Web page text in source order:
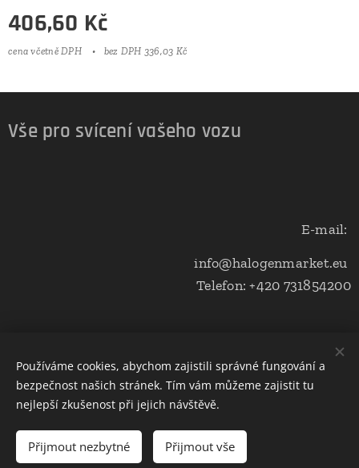
406,60 Kč
cena včetně DPH bez DPH 336,03 Kč
Do košíku
Vše pro svícení vašeho vozu
E-mail:
info@halogenmarket.eu
Telefon: +420 731854200
Obchodní podmínky a ochrana soukromí
Cookies
Používáme cookies, abychom zajistili správné fungování a
bezpečnost našich stránek. Tím vám můžeme zajistit tu
nejlepší zkušenost při jejich návštěvě.
Přijmout nezbytné Přijmout vše